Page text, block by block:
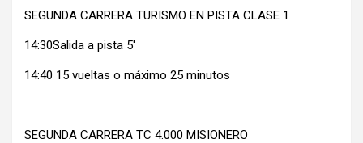
SEGUNDA CARRERA TURISMO EN PISTA CLASE 1
14:30Salida a pista 5′
14:40 15 vueltas o máximo 25 minutos
SEGUNDA CARRERA TC 4.000 MISIONERO